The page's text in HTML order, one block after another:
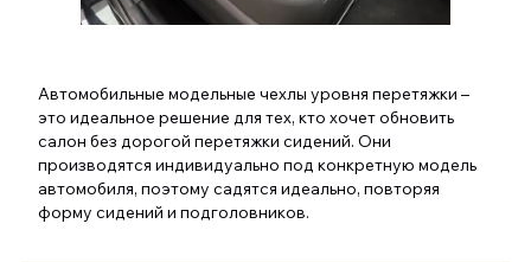
Автомобильные модельные чехлы уровня перетяжки –
это идеальное решение для тех, кто хочет обновить
салон без дорогой перетяжки сидений. Они
производятся индивидуально под конкретную модель
автомобиля, поэтому садятся идеально, повторяя
форму сидений и подголовников.